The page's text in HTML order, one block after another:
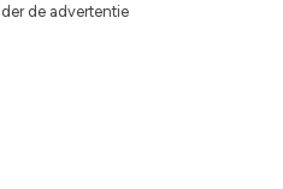
de advertentie